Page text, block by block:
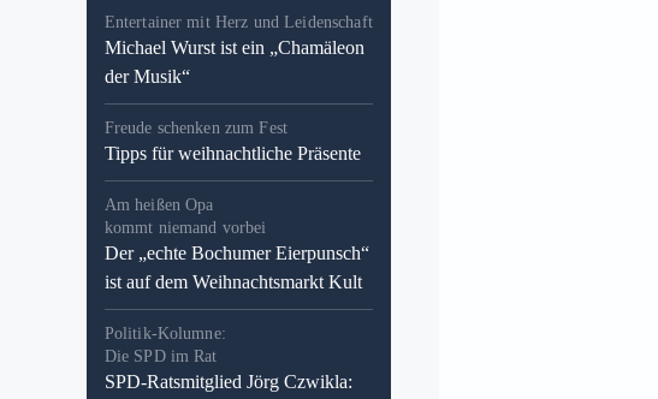
Entertainer mit Herz und Leidenschaft
Michael Wurst ist ein „Chamäleon
der Musik“
Freude schenken zum Fest
Tipps für weihnachtliche Präsente
Am heißen Opa
kommt niemand vorbei
Der „echte Bochumer Eierpunsch“
ist auf dem Weihnachtsmarkt Kult
Politik-Kolumne:
Die SPD im Rat
SPD-Ratsmitglied Jörg Czwikla: